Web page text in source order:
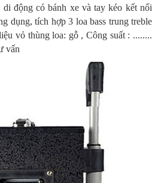
động có bánh xe và tay kéo kết nối
dụng, tích hợp 3 loa bass trung treble
vỏ thùng loa: gỗ , Công suất : ........
vấn